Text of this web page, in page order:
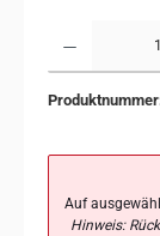
Auf
Hinweis: